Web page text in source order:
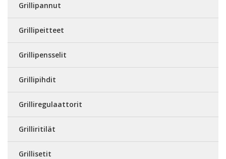
Grillipannut
Grillipeitteet
Grillipensselit
Grillipihdit
Grilliregulaattorit
Grilliritilät
Grillisetit